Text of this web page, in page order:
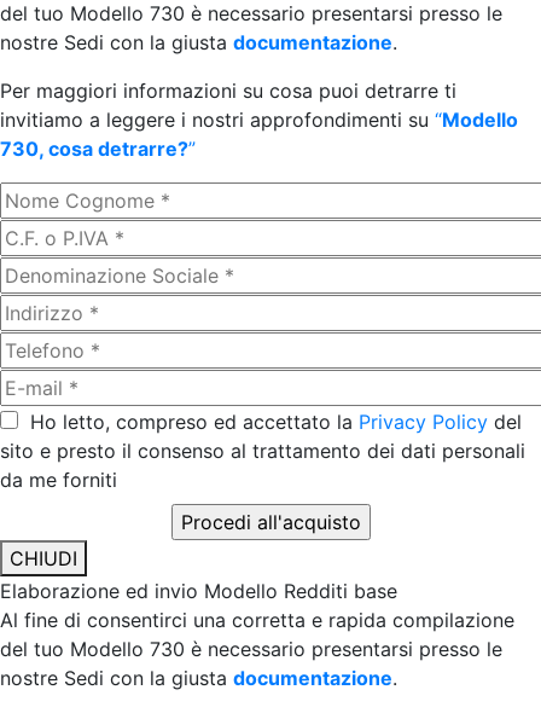
del tuo Modello 730 è necessario presentarsi presso le
nostre Sedi con la giusta documentazione.
Per maggiori informazioni su cosa puoi detrarre ti
invitiamo a leggere i nostri approfondimenti su “Modello
730, cosa detrarre?”
Ho letto, compreso ed accettato la Privacy Policy del
sito e presto il consenso al trattamento dei dati personali
da me forniti
CHIUDI
Elaborazione ed invio Modello Redditi base
Al fine di consentirci una corretta e rapida compilazione
del tuo Modello 730 è necessario presentarsi presso le
nostre Sedi con la giusta documentazione.